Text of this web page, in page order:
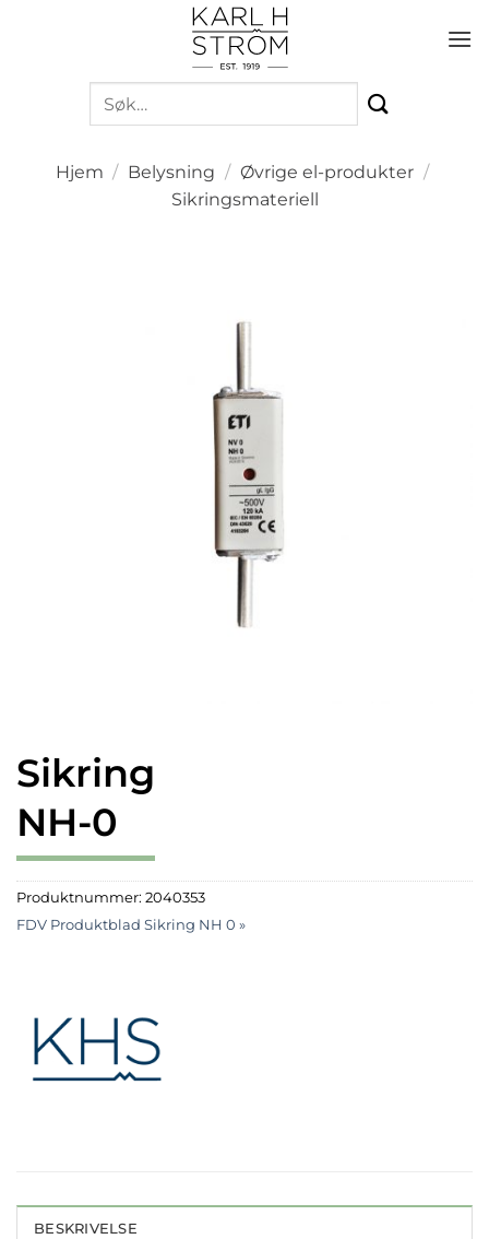
Søk
etter:
Hjem / Belysning / Øvrige el-produkter /
Sikringsmateriell
Sikring
NH-0
Produktnummer: 2040353
FDV Produktblad Sikring NH 0 »
BESKRIVELSE